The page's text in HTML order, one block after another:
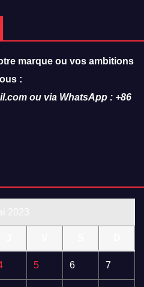
marque ou vos ambitions
:
ou via WhatsApp : +86
5 6 7